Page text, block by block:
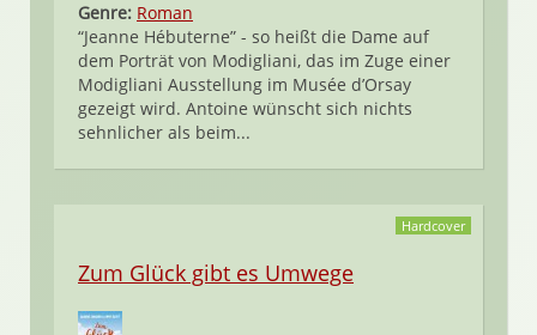
Genre: Roman
“Jeanne Hébuterne” - so heißt die Dame auf
dem Porträt von Modigliani, das im Zuge einer
Modigliani Ausstellung im Musée d’Orsay
gezeigt wird. Antoine wünscht sich nichts
sehnlicher als beim...
Hardcover
Zum Glück gibt es Umwege